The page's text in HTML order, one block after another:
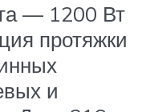
— 1200 Вт
протяжки
и